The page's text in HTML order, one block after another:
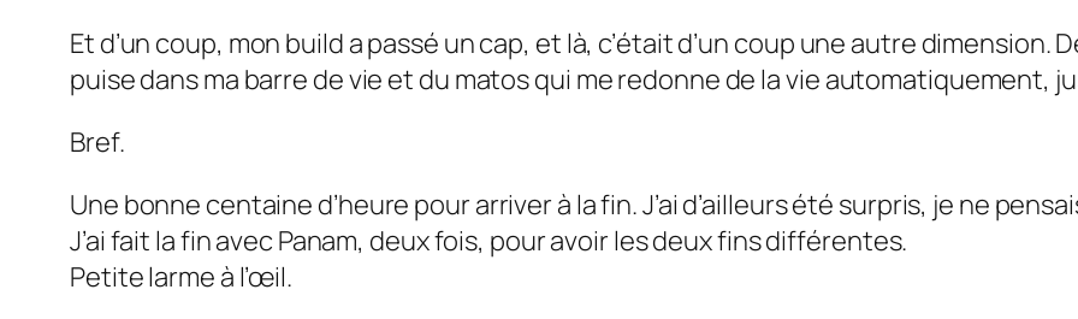
Et d’un coup, mon build a passé un cap, et là, c’était d’un coup une autre dimension.
puise dans ma barre de vie et du matos qui me redonne de la vie automatiquement,
Bref.
Une bonne centaine d’heure pour arriver à la fin. J’ai d’ailleurs été surpris, je ne
J’ai fait la fin avec Panam, deux fois, pour avoir les deux fins différentes.
Petite larme à l’œil.